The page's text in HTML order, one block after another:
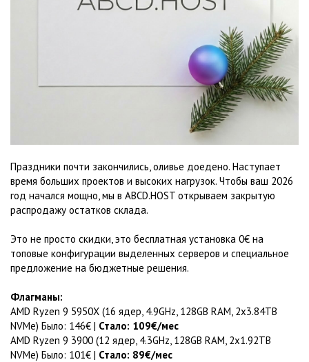
Праздники почти закончились, оливье доедено. Наступает
время больших проектов и высоких нагрузок. Чтобы ваш 2026
год начался мощно, мы в ABCD.HOST открываем закрытую
распродажу остатков склада.
Это не просто скидки, это бесплатная установка 0€ на
топовые конфигурации выделенных серверов и специальное
предложение на бюджетные решения.
Флагманы:
AMD Ryzen 9 5950X (16 ядер, 4.9GHz, 128GB RAM, 2x3.84TB
NVMe) Было: 146€ | Стало: 109€/мес
AMD Ryzen 9 3900 (12 ядер, 4.3GHz, 128GB RAM, 2x1.92TB
NVMe) Было: 101€ | Стало: 89€/мес